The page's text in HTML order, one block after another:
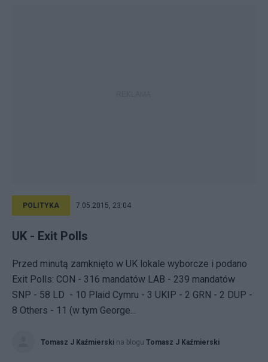
POLITYKA 7.05.2015, 23:04
UK - Exit Polls
Przed minutą zamknięto w UK lokale wyborcze i podano
Exit Polls: CON - 316 mandatów LAB - 239 mandatów
SNP - 58 LD - 10 Plaid Cymru - 3 UKIP - 2 GRN - 2 DUP -
8 Others - 11 (w tym George...
Tomasz J Kaźmierski na blogu Tomasz J Kaźmierski